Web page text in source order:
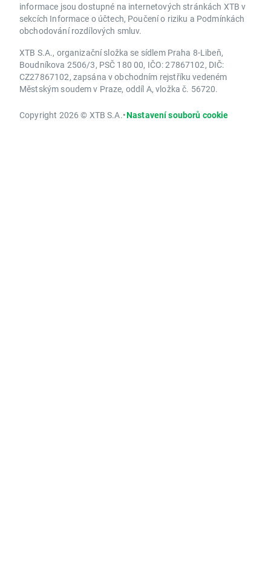
informace jsou dostupné na internetových stránkách XTB v
sekcích Informace o účtech, Poučení o riziku a Podmínkách
obchodování rozdílových smluv.
XTB S.A., organizační složka se sídlem Praha 8-Libeň,
Boudníkova 2506/3, PSČ 180 00, IČO: 27867102, DIČ:
CZ27867102, zapsána v obchodním rejstříku vedeném
Městským soudem v Praze, oddíl A, vložka č. 56720.
Copyright 2026 © XTB S.A.•Nastavení souborů cookie